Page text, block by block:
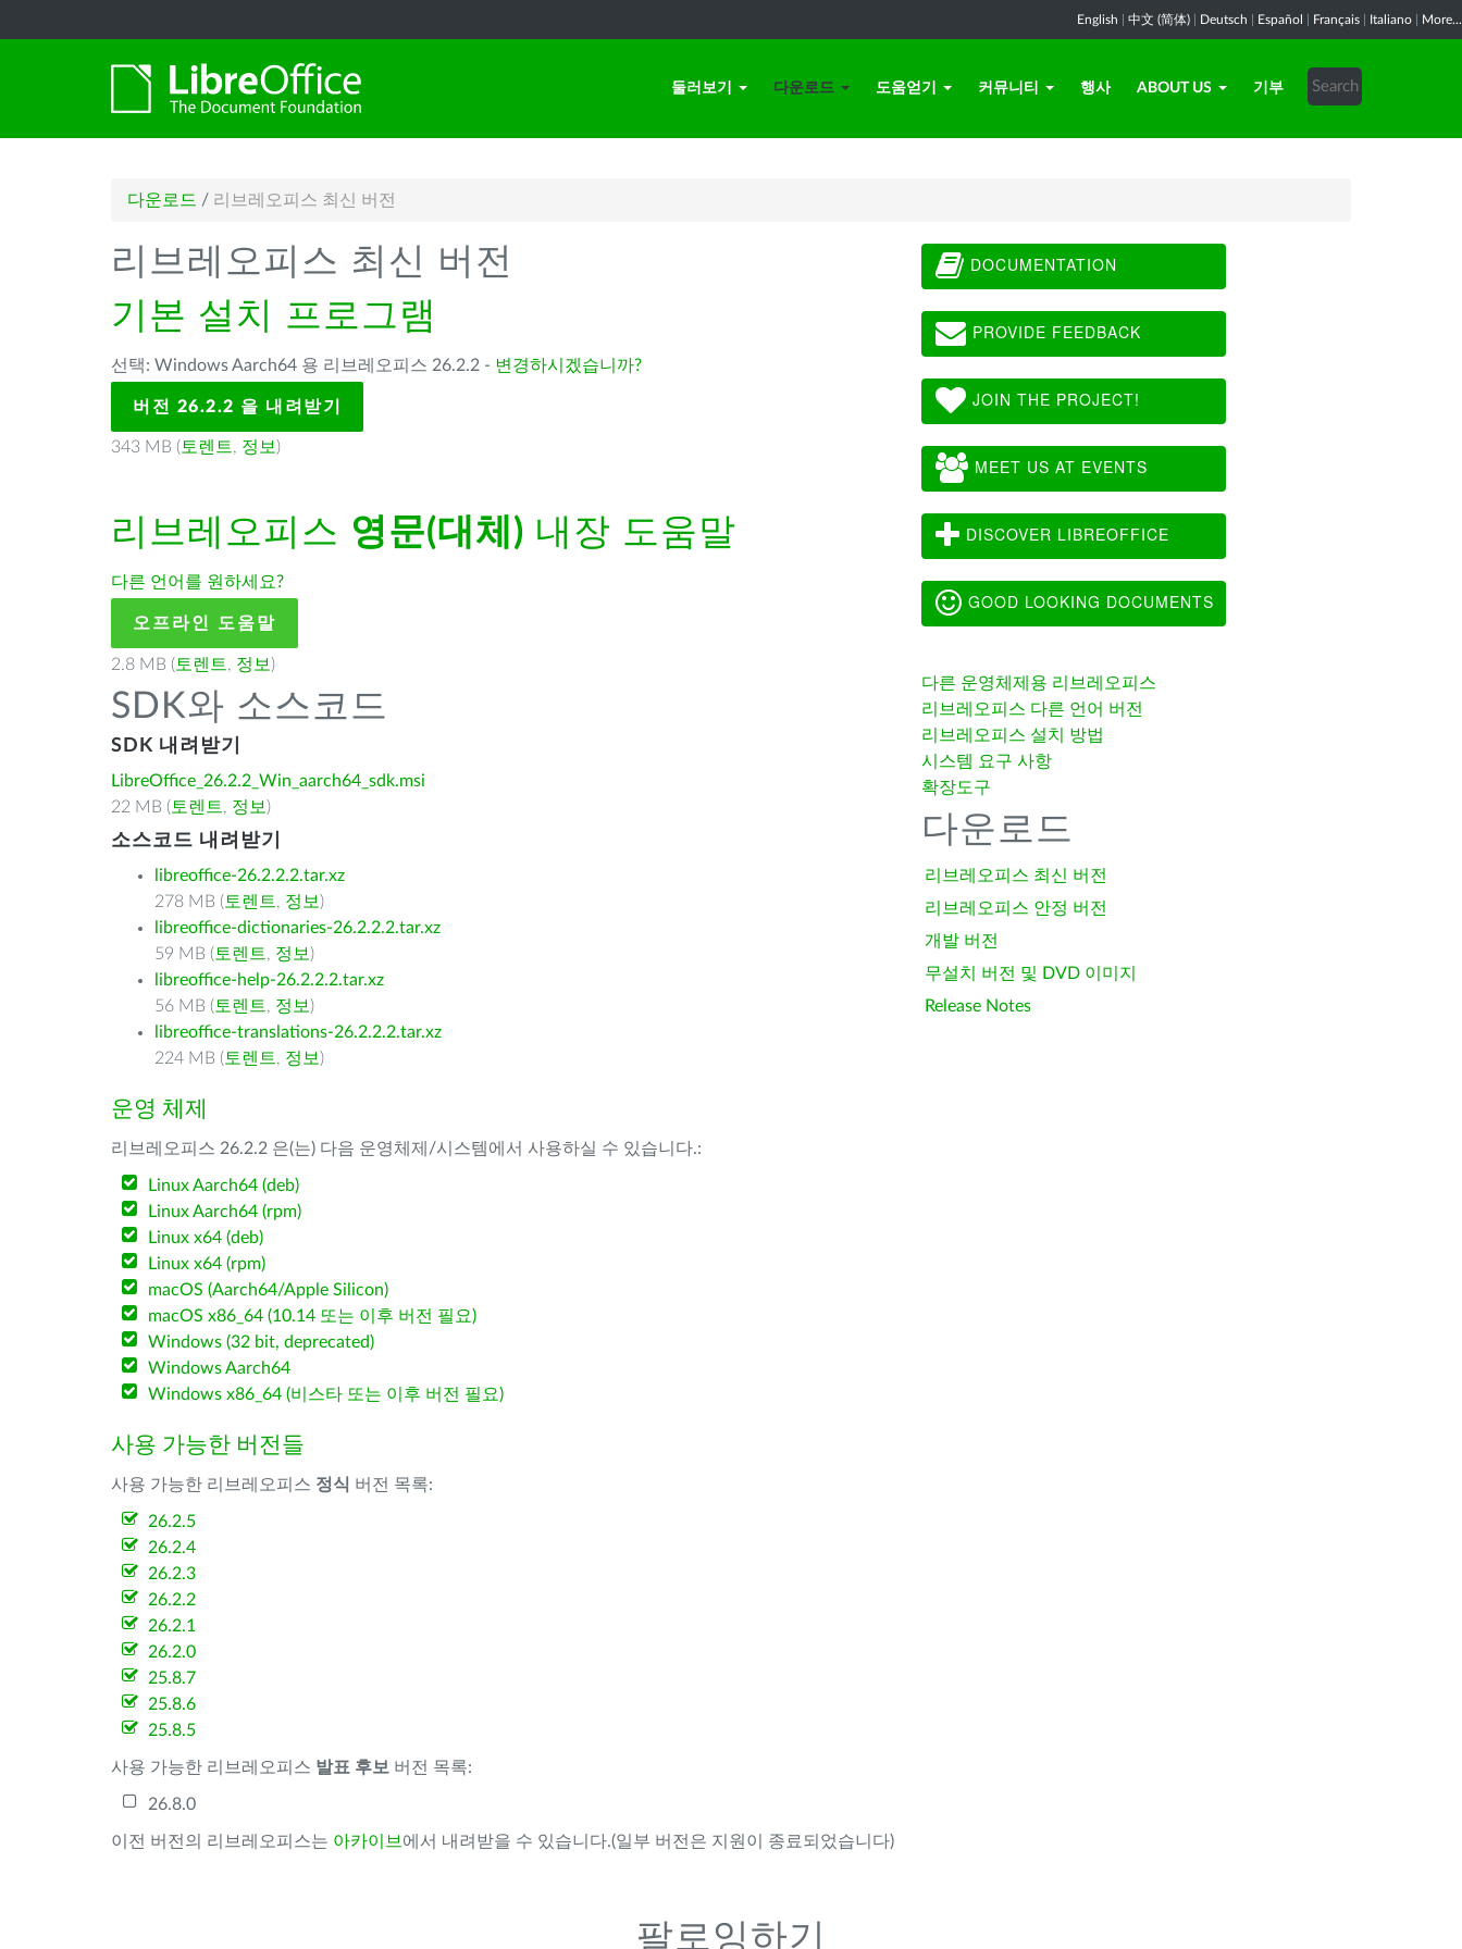
English 中文 (简体) Deutsch Español Français Italiano More...
둘러보기 다운로드 도움얻기 커뮤니티 행사 ABOUT US 기부
다운로드 / 리브레오피스 최신 버전
리브레오피스 최신 버전
기본 설치 프로그램
선택: Windows Aarch64 용 리브레오피스 26.2.2 - 변경하시겠습니까?
버전 26.2.2 을 내려받기
343 MB ( 토렌트, 정보 )
리브레오피스 영문(대체) 내장 도움말
다른 언어를 원하세요?
오프라인 도움말
2.8 MB ( 토렌트, 정보 )
SDK와 소스코드
SDK 내려받기
LibreOffice_26.2.2_Win_aarch64_sdk.msi
22 MB ( 토렌트, 정보 )
소스코드 내려받기
libreoffice-26.2.2.2.tar.xz
278 MB ( 토렌트, 정보 )
libreoffice-dictionaries-26.2.2.2.tar.xz
59 MB ( 토렌트, 정보 )
libreoffice-help-26.2.2.2.tar.xz
56 MB ( 토렌트, 정보 )
libreoffice-translations-26.2.2.2.tar.xz
224 MB ( 토렌트, 정보 )
운영 체제
리브레오피스 26.2.2 은(는) 다음 운영체제/시스템에서 사용하실 수 있습니다.:
Linux Aarch64 (deb)
Linux Aarch64 (rpm)
Linux x64 (deb)
Linux x64 (rpm)
macOS (Aarch64/Apple Silicon)
macOS x86_64 (10.14 또는 이후 버전 필요)
Windows (32 bit, deprecated)
Windows Aarch64
Windows x86_64 (비스타 또는 이후 버전 필요)
사용 가능한 버전들
사용 가능한 리브레오피스 정식 버전 목록:
26.2.5
26.2.4
26.2.3
26.2.2
26.2.1
26.2.0
25.8.7
25.8.6
25.8.5
사용 가능한 리브레오피스 발표 후보 버전 목록:
26.8.0
이전 버전의 리브레오피스는 아카이브 에서 내려받을 수 있습니다.(일부 버전은 지원이 종료되었습니다)
DOCUMENTATION
PROVIDE FEEDBACK
JOIN THE PROJECT!
MEET US AT EVENTS
DISCOVER LIBREOFFICE
GOOD LOOKING DOCUMENTS
다른 운영체제용 리브레오피스
리브레오피스 다른 언어 버전
리브레오피스 설치 방법
시스템 요구 사항
확장도구
다운로드
리브레오피스 최신 버전
리브레오피스 안정 버전
개발 버전
무설치 버전 및 DVD 이미지
Release Notes
팔로잉하기